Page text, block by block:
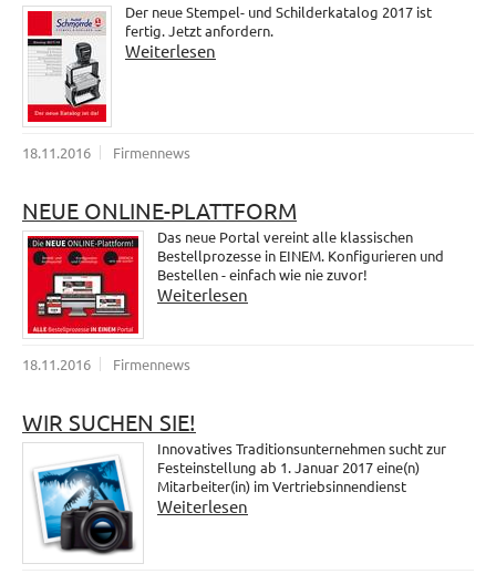
Der neue Stempel- und Schilderkatalog 2017 ist
fertig. Jetzt anfordern.
Weiterlesen
18.11.2016 Firmennews
NEUE ONLINE-PLATTFORM
Das neue Portal vereint alle klassischen
Bestellprozesse in EINEM. Konfigurieren und
Bestellen - einfach wie nie zuvor!
Weiterlesen
18.11.2016 Firmennews
WIR SUCHEN SIE!
Innovatives Traditionsunternehmen sucht zur
Festeinstellung ab 1. Januar 2017 eine(n)
Mitarbeiter(in) im Vertriebsinnendienst
Weiterlesen